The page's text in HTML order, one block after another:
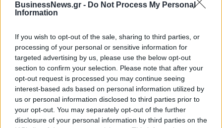
BusinessNews.gr - Do Not Process My Personal
Information
If you wish to opt-out of the sale, sharing to third parties, or
processing of your personal or sensitive information for
targeted advertising by us, please use the below opt-out
section to confirm your selection. Please note that after your
opt-out request is processed you may continue seeing
interest-based ads based on personal information utilized by
us or personal information disclosed to third parties prior to
your opt-out. You may separately opt-out of the further
disclosure of your personal information by third parties on the
ψαράδες ο αλιευτικός τουρισμός
Τ. Θεοδωρικάκος: Η ενίσχυση της βιομηχανίας
διασφαλίζει την ανάπτυξη, την ασφάλεια και
καλύτερους μισθούς
09/08/2026 - 11:43 ΠΟΛΙΤΙΚΗ
Υπ. Μεταφορών: Οριστική λύση στο ζήτημα των
πινακίδων κυκλοφορίας - Τέλος στις χρονοβόρες
διαδικασίες
ΟΛΕΣ ΟΙ ΕΙΔΗΣΕΙΣ